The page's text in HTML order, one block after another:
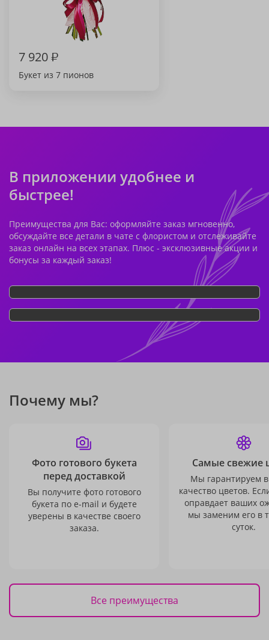
7 920₽
Букет из 7 пионов
В приложении удобнее и
быстрее!
Преимущества для Вас: оформляйте заказ мгновенно,
обсуждайте все детали в чате с флористом и отслеживайте
заказ онлайн на всех этапах. Плюс - эксклюзивные акции и
бонусы за каждый заказ!
Почему мы?
Фото готового букета
перед доставкой
Вы получите фото готового
букета по e-mail и будете
уверены в качестве своего
заказа.
Самые свежие
Мы гарантируем
качество цветов.
оправдает ваших
мы заменим его в
суток.
Все преимущества